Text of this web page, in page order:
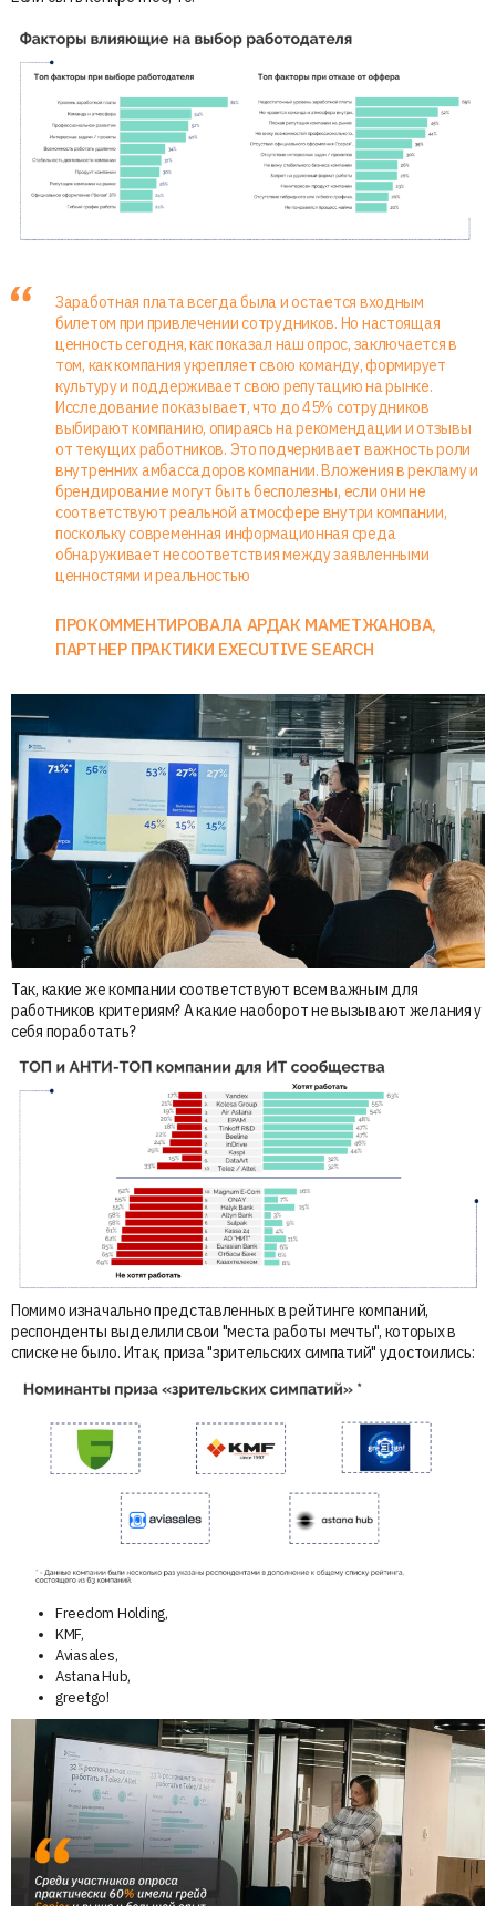
Заработная плата всегда была и остается входным
билетом при привлечении сотрудников. Но настоящая
ценность сегодня, как показал наш опрос, заключается в
том, как компания укрепляет свою команду, формирует
культуру и поддерживает свою репутацию на рынке.
Исследование показывает, что до 45% сотрудников
выбирают компанию, опираясь на рекомендации и отзывы
от текущих работников. Это подчеркивает важность роли
внутренних амбассадоров компании. Вложения в рекламу и
брендирование могут быть бесполезны, если они не
соответствуют реальной атмосфере внутри компании,
поскольку современная информационная среда
обнаруживает несоответствия между заявленными
ценностями и реальностью
ПРОКОММЕНТИРОВАЛА АРДАК МАМЕТЖАНОВА,
ПАРТНЕР ПРАКТИКИ EXECUTIVE SEARCH
Так, какие же компании соответствуют всем важным для
работников критериям? А какие наоборот не вызывают желания у
себя поработать?
Помимо изначально представленных в рейтинге компаний,
респонденты выделили свои "места работы мечты", которых в
списке не было. Итак, приза "зрительских симпатий" удостоились:
Freedom Holding,
KMF,
Aviasales,
Astana Hub,
greetgo!